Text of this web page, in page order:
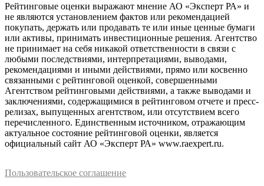
Рейтинговые оценки выражают мнение АО «Эксперт РА» и
не являются установлением фактов или рекомендацией
покупать, держать или продавать те или иные ценные бумаги
или активы, принимать инвестиционные решения. Агентство
не принимает на себя никакой ответственности в связи с
любыми последствиями, интерпретациями, выводами,
рекомендациями и иными действиями, прямо или косвенно
связанными с рейтинговой оценкой, совершенными
Агентством рейтинговыми действиями, а также выводами и
заключениями, содержащимися в рейтинговом отчете и пресс-
релизах, выпущенных агентством, или отсутствием всего
перечисленного. Единственным источником, отражающим
актуальное состояние рейтинговой оценки, является
официальный сайт АО «Эксперт РА» www.raexpert.ru.
Пользовательское соглашение